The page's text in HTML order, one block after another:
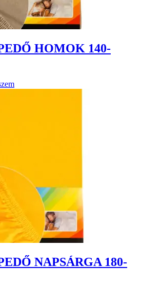
HOMOK 140-
NAPSÁRGA 180-